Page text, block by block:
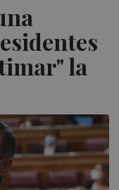
la